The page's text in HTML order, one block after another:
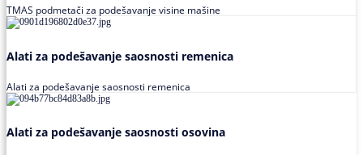
TMAS podmetači za podešavanje visine mašine
Alati za podešavanje saosnosti remenica
Alati za podešavanje saosnosti remenica
Alati za podešavanje saosnosti osovina